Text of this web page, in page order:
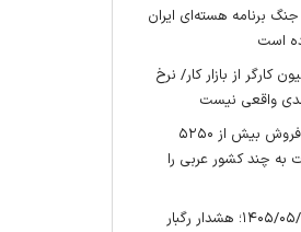
جنگ برنامه هسته‌ای ایران
است
کارگر از بازار کار/ نرخ
رویترز: آمریکا فروش بیش از ۵۲۵۰
به چند کشور عربی را
هواشناسی ۱۴۰۵/۰۵/۱۷؛ هشدار رگبار